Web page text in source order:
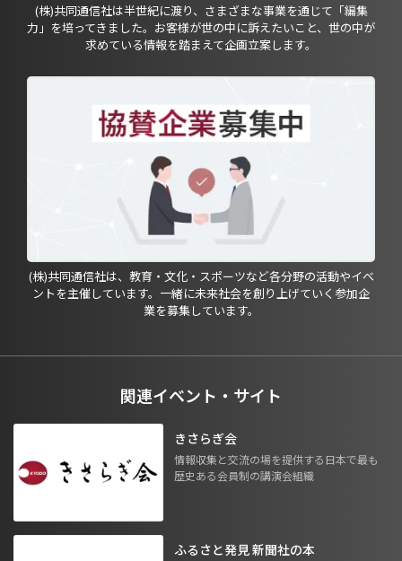
(株)共同通信社は半世紀に渡り、さまざまな事業を通じて「編集
力」を培ってきました。お客様が世の中に訴えたいこと、世の中が
求めている情報を踏まえて企画立案します。
(株)共同通信社は、教育・文化・スポーツなど各分野の活動やイベ
ントを主催しています。一緒に未来社会を創り上げていく参加企
業を募集しています。
関連イベント・サイト
きさらぎ会
情報収集と交流の場を提供する日本で最も
歴史ある会員制の講演会組織
ふるさと発見 新聞社の本